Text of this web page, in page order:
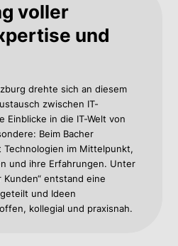
voller
und
drehte sich an diesem
zwischen IT-
Einblicke in die IT-Welt von
Beim Bacher
im Mittelpunkt,
und ihre Erfahrungen. Unter
entstand eine
und Ideen
kollegial und praxisnah.